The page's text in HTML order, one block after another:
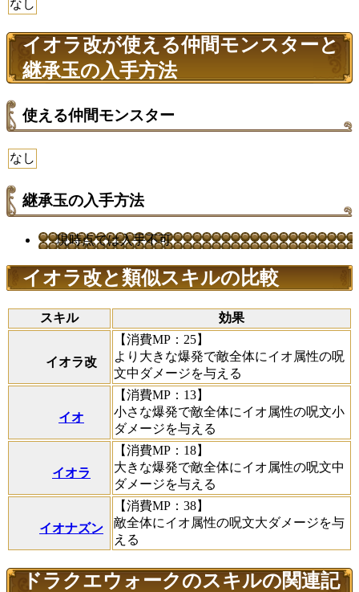
なし
イオラ改が使える仲間モンスターと
継承玉の入手方法
使える仲間モンスター
なし
継承玉の入手方法
現時点では入手不可
イオラ改と類似スキルの比較
スキル 効果
イオラ改
【消費MP：25】
より大きな爆発で敵全体にイオ属性の呪
文中ダメージを与える
イオ
【消費MP：13】
小さな爆発で敵全体にイオ属性の呪文小
ダメージを与える
イオラ
【消費MP：18】
大きな爆発で敵全体にイオ属性の呪文中
ダメージを与える
イオナズン
【消費MP：38】
敵全体にイオ属性の呪文大ダメージを与
える
ドラクエウォークのスキルの関連記